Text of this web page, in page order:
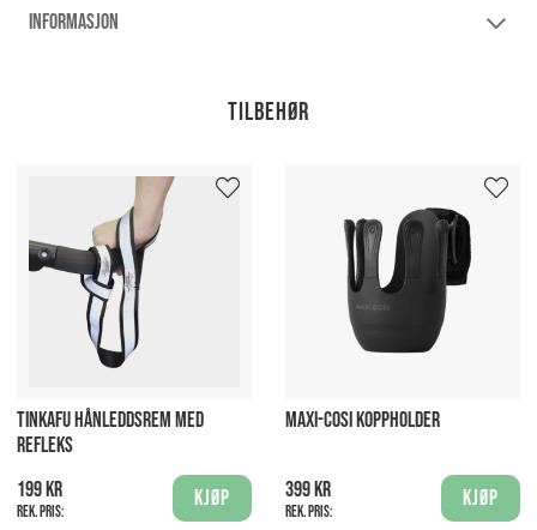
INFORMASJON
Tilbehør
TINKAFU HÅNLEDDSREM MED
REFLEKS
199 kr
Rek. pris:
Kjøp
MAXI-COSI KOPPHOLDER
399 kr
Rek. pris:
Kjøp